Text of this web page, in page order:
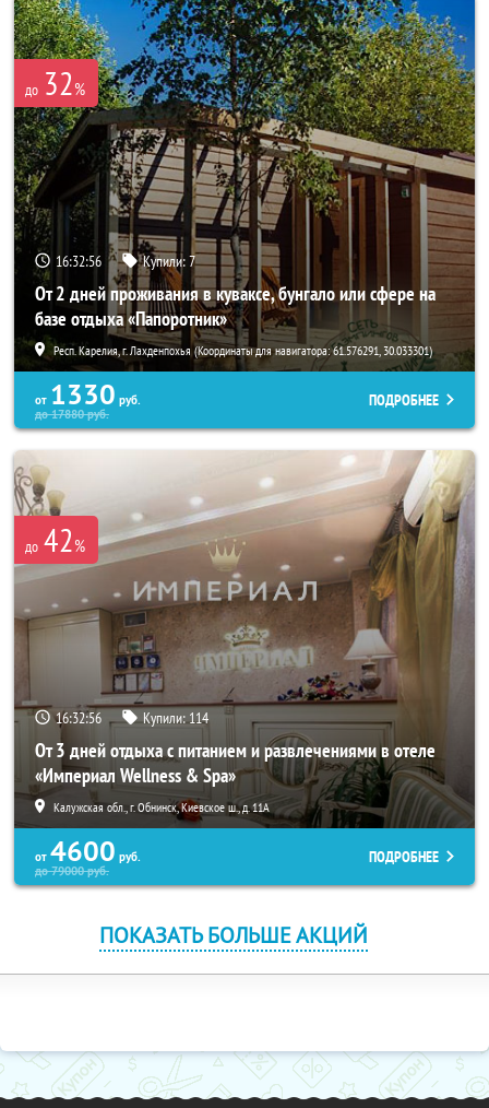
до 32%
16:32:55 Купили:7
От 2 дней проживания в куваксе, бунгало или сфере на
базе отдыха «Папоротник»
Респ. Карелия, г. Лахденпохья (Координаты для навигатора: 61.576291, 30.033301)
от 1330 руб.
до17880руб.
ПОДРОБНЕЕ
до 42%
16:32:55 Купили:114
От 3 дней отдыха с питанием и развлечениями в отеле
«Империал Wellness & Spa»
Калужская обл., г. Обнинск, Киевское ш., д. 11А
от 4600 руб.
до79000руб.
ПОДРОБНЕЕ
ПОКАЗАТЬ БОЛЬШЕ АКЦИЙ